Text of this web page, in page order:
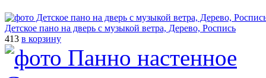
Детское пано на дверь с музыкой ветра, Дерево, Роспись
413 в корзину